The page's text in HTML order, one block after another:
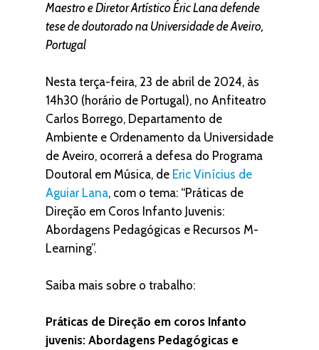
Maestro e Diretor Artístico Éric Lana defende
tese de doutorado na Universidade de Aveiro,
Portugal
Nesta terça-feira, 23 de abril de 2024, às
14h30 (horário de Portugal), no Anfiteatro
Carlos Borrego, Departamento de
Ambiente e Ordenamento da Universidade
de Aveiro, ocorrerá a defesa do Programa
Doutoral em Música, de Eric Vinícius de
Aguiar Lana, com o tema: “Práticas de
Direção em Coros Infanto Juvenis:
Abordagens Pedagógicas e Recursos M-
Learning”.
Saiba mais sobre o trabalho:
Práticas de Direção em coros Infanto
juvenis: Abordagens Pedagógicas e